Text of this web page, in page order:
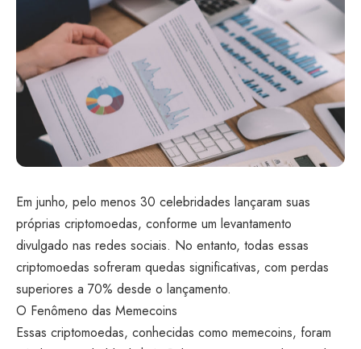
Em junho, pelo menos 30 celebridades lançaram suas
próprias criptomoedas, conforme um levantamento
divulgado nas redes sociais. No entanto, todas essas
criptomoedas sofreram quedas significativas, com perdas
superiores a 70% desde o lançamento.
O Fenômeno das Memecoins
Essas criptomoedas, conhecidas como memecoins, foram